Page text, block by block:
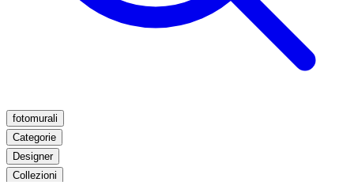
fotomurali
Categorie
Designer
Collezioni